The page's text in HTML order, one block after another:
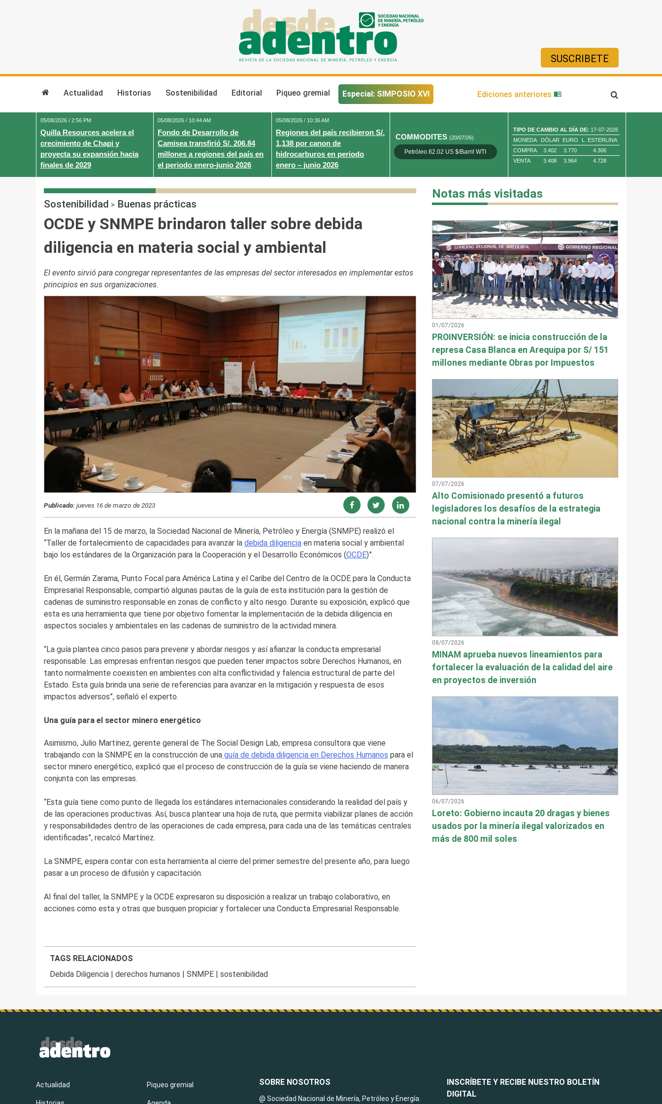
SUSCRIBETE
Actualidad Historias Sostenibilidad Editorial Piqueo gremial Especial: SIMPOSIO XVI Ediciones anteriores
05/08/2026 / 2:56 PM
Quilla Resources acelera el
crecimiento de Chapi y
proyecta su expansión hacia
finales de 2029
05/08/2026 / 10:44 AM
Fondo de Desarrollo de
Camisea transfirió S/. 206.84
millones a regiones del país en
el periodo enero-junio 2026
05/08/2026 / 10:36 AM
Regiones del país recibieron S/.
1,138 por canon de
hidrocarburos en periodo
enero – junio 2026
COMMODITES(20/07/26)
Petróleo 82.02 US $/Barril WTI Oro 4,010.80 US $/ Oz. Tr.
TIPO DE CAMBIO AL DÍA DE: 17-07-2026
MONEDA
DÓLAR EURO
L. ESTERLINA
COMPRA
3.402 3.770
4.306
VENTA
3.408 3.964 4.728
Sostenibilidad > Buenas prácticas
OCDE y SNMPE brindaron taller sobre debida
diligencia en materia social y ambiental
El evento sirvió para congregar representantes de las empresas del sector interesados en implementar estos
principios en sus organizaciones.
Publicado:jueves 16 de marzo de 2023
En la mañana del 15 de marzo, la Sociedad Nacional de Minería, Petróleo y Energía (SNMPE) realizó el
“Taller de fortalecimiento de capacidades para avanzar la debida diligenciaen materia social y ambiental
bajo los estándares de la Organización para la Cooperación y el Desarrollo Económicos (OCDE)”.
En él, Germán Zarama, Punto Focal para América Latina y el Caribe del Centro de la OCDE para la Conducta
Empresarial Responsable, compartió algunas pautas de la guía de esta institución para la gestión de
cadenas de suministro responsable en zonas de conflicto y alto riesgo. Durante su exposición, explicó que
esta es una herramienta que tiene por objetivo fomentar la implementación de la debida diligencia en
aspectos sociales y ambientales en las cadenas de suministro de la actividad minera.
“La guía plantea cinco pasos para prevenir y abordar riesgos y así afianzar la conducta empresarial
responsable. Las empresas enfrentan riesgos que pueden tener impactos sobre Derechos Humanos, en
tanto normalmente coexisten en ambientes con alta conflictividad y falencia estructural de parte del
Estado. Esta guía brinda una serie de referencias para avanzar en la mitigación y respuesta de esos
impactos adversos”, señaló el experto.
Una guía para el sector minero energético
Asimismo, Julio Martínez, gerente general de The Social Design Lab, empresa consultora que viene
trabajando con la SNMPE en la construcción de unaguía de debida diligencia en Derechos Humanos para el
sector minero energético, explicó que el proceso de construcción de la guía se viene haciendo de manera
conjunta con las empresas.
“Esta guía tiene como punto de llegada los estándares internacionales considerando la realidad del país y
de las operaciones productivas. Así, busca plantear una hoja de ruta, que permita viabilizar planes de acción
y responsabilidades dentro de las operaciones de cada empresa, para cada una de las temáticas centrales
identificadas”, recalcó Martínez.
La SNMPE, espera contar con esta herramienta al cierre del primer semestre del presente año, para luego
pasar a un proceso de difusión y capacitación.
Al final del taller, la SNMPE y la OCDE expresaron su disposición a realizar un trabajo colaborativo, en
acciones como esta y otras que busquen propiciar y fortalecer una Conducta Empresarial Responsable.
TAGS RELACIONADOS
Debida Diligencia |derechos humanos |SNMPE |sostenibilidad
Notas más visitadas
01/07/2026
PROINVERSIÓN: se inicia construcción de la
represa Casa Blanca en Arequipa por S/ 151
millones mediante Obras por Impuestos
07/07/2026
Alto Comisionado presentó a futuros
legisladores los desafíos de la estrategia
nacional contra la minería ilegal
08/07/2026
MINAM aprueba nuevos lineamientos para
fortalecer la evaluación de la calidad del aire
en proyectos de inversión
06/07/2026
Loreto: Gobierno incauta 20 dragas y bienes
usados por la minería ilegal valorizados en
más de 800 mil soles
INSCRÍBETE Y RECIBE NUESTRO BOLETÍN
DIGITAL
Actualidad Piqueo gremial SOBRE NOSOTROS
@ Sociedad Nacional de Minería, Petróleo y Energía.